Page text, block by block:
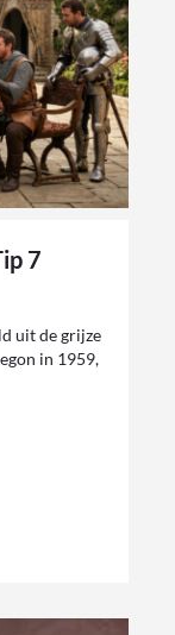
7
uit de grijze
in 1959,